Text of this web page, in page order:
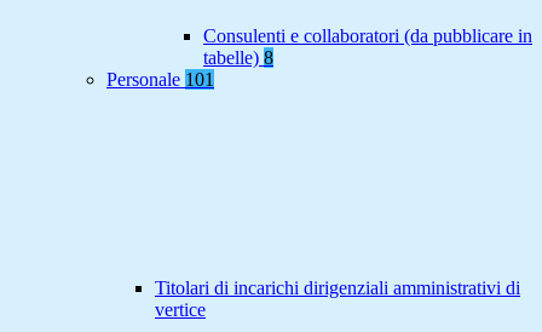
Consulenti e collaboratori (da pubblicare in
tabelle) 8
Personale 101
Titolari di incarichi dirigenziali amministrativi di
vertice